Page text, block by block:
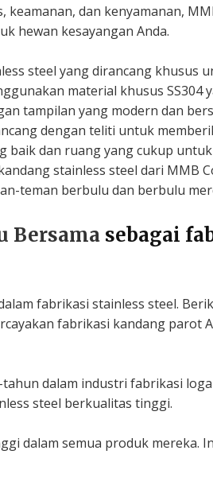
dan kenyamanan,
hewan kesayangan Anda.
steel yang dirancang khusus
material khusus SS304
tampilan yang modern dan
dengan teliti untuk
baik dan ruang yang cukup
stainless steel dari MMB
teman berbulu dan berbulu
Bersamasebagai
fabrikasi stainless steel.
fabrikasi kandang parot
dalam industri fabrikasi
steel berkualitas tinggi.
dalam semua produk mereka.